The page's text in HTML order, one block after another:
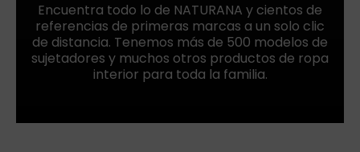
Encuentra todo lo de NATURANA y cientos de
referencias de primeras marcas a un solo clic
de distancia. Tenemos más de 500 modelos de
sujetadores y muchos otros productos de ropa
interior para toda la familia.